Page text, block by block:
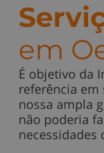
em
É objetivo da
referência em
nossa ampla
não poderia
necessidades